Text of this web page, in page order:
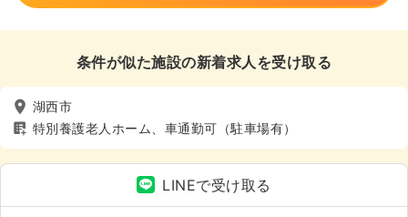
条件が似た施設の新着求人を受け取る
湖西市
特別養護老人ホーム、車通勤可（駐車場有）
LINEで受け取る